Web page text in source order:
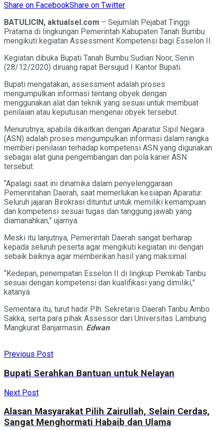
Share on FacebookShare on Twitter
BATULICIN, aktualsel.com – Sejumlah Pejabat Tinggi
Pratama di lingkungan Pemerintah Kabupaten Tanah Bumbu
mengikuti kegiatan Assessment Kompetensi bagi Esselon II.
Kegiatan dibuka Bupati Tanah Bumbu Sudian Noor, Senin
(28/12/2020) diruang rapat Bersujud I Kantor Bupati.
Bupati mengatakan, assessment adalah proses
mengumpulkan informasi tentang obyek dengan
menggunakan alat dan teknik yang sesuai untuk membuat
penilaian atau keputusan mengenai obyek tersebut.
Menurutnya, apabila dikaitkan dengan Aparatur Sipil Negara
(ASN) adalah proses mengumpulkan informasi dalam rangka
memberi penilaian terhadap kompetensi ASN yang digunakan
sebagai alat guna pengembangan dan pola karier ASN
tersebut.
“Apalagi saat ini dinamika dalam penyelenggaraan
Pemerintahan Daerah, saat memerlukan kesiapan Aparatur.
Seluruh jajaran Birokrasi dituntut untuk memiliki kemampuan
dan kompetensi sesuai tugas dan tanggung jawab yang
diamanahkan,” ujarnya.
Meski itu lanjutnya, Pemerintah Daerah sangat berharap
kepada seluruh peserta agar mengikuti kegiatan ini dengan
sebaik baiknya agar memberikan hasil yang maksimal.
“Kedepan, penempatan Esselon II di lingkup Pemkab Tanbu
sesuai dengan kompetensi dan kualifikasi yang dimiliki,”
katanya
Sementara itu, turut hadir Plh. Sekretaris Daerah Tanbu Ambo
Sakka, serta para pihak Assessor dari Universitas Lambung
Mangkurat Banjarmasin. Edwan
Previous Post
Bupati Serahkan Bantuan untuk Nelayan
Next Post
Alasan Masyarakat Pilih Zairullah, Selain Cerdas,
Sangat Menghormati Habaib dan Ulama